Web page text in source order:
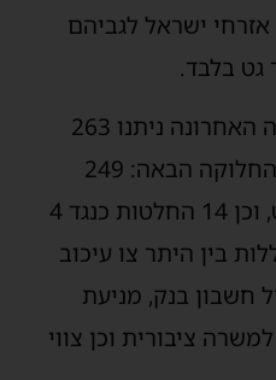
ישראל לגביהם
גט בלבד.
בנושא סרבנות הגט – בשנה האחרונה ניתנו 263
החלטות לסנקציות על פי החלוקה הבאה: 249
החלטות כנגד 41 סרבני גט, וכן 14 החלטות כנגד 4
בין היתר צו עיכוב
חשבון בנק, מניעת
ציבורית וכן צווי